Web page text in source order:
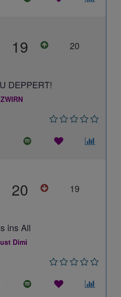
19 20
DEPPERT!
ZWIRN
20 19
ins All
Dimi